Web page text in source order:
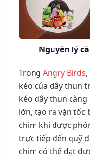
Nguyên lý
Trong Angry Birds
kéo của dây thun
kéo dây thun
lớn, tạo ra vận tốc
chim khi được
trực tiếp đến quỹ
chim có thể đạt